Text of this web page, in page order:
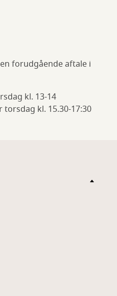
forudgående aftale i
kl. 13-14
kl. 15.30-17:30